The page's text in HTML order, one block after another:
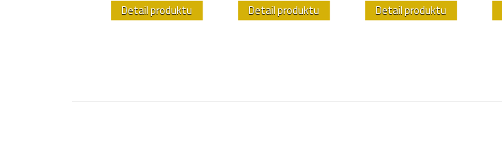
Detail produktu Detail produktu Detail produktu